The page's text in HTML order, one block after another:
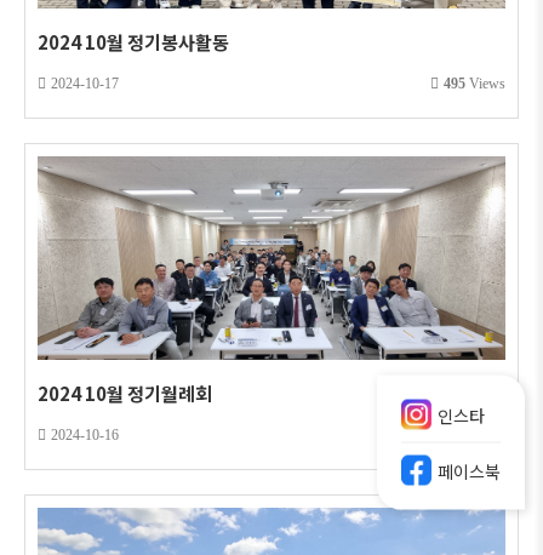
2024 10월 정기봉사활동
2024-10-17 495 Views
2024 10월 정기월례회
2024-10-16
인스타
페이스북